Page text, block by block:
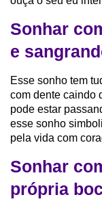
Sonhar
e
Esse sonho tem
com dente caindo
pode estar
esse sonho
pela vida com
Sonhar
própria